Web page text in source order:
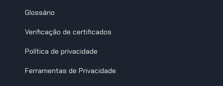
Glossário
Verificação de certificados
Política de privacidade
Ferramentas de Privacidade